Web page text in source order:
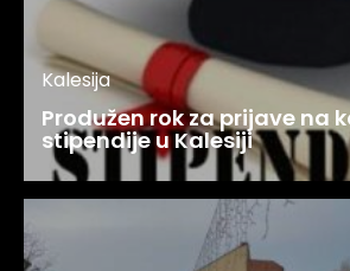
Kalesija
Produžen rok za prijave na
stipendije u Kalesiji